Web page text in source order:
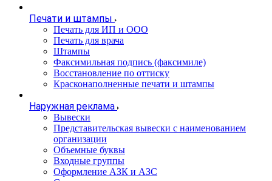
Печати и штампы
Печать для ИП и ООО
Печать для врача
Штампы
Факсимильная подпись (факсимиле)
Восстановление по оттиску
Красконаполненные печати и штампы
Наружная реклама
Вывески
Представительская вывески с наименованием
организации
Объемные буквы
Входные группы
Оформление АЗК и АЗС